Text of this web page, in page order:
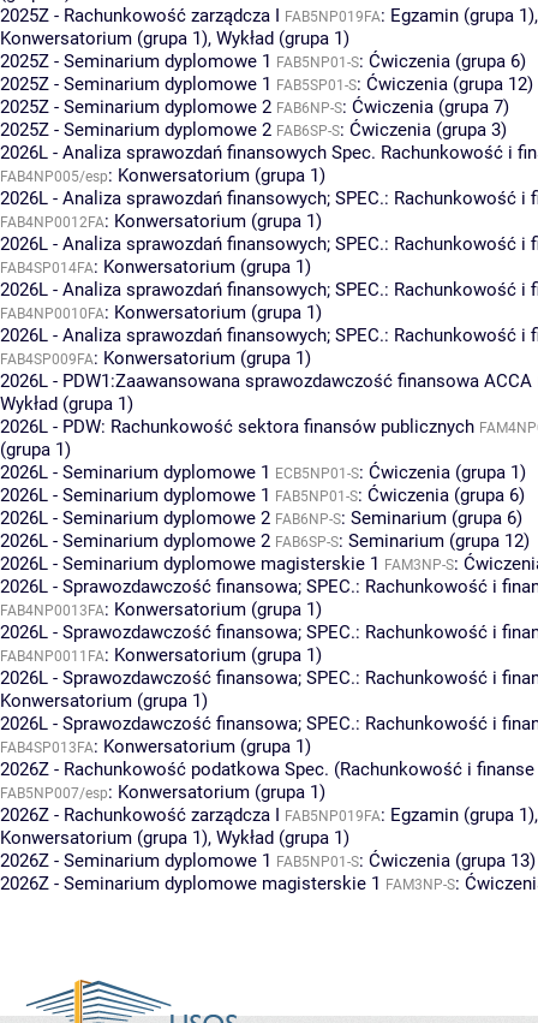
2025Z - Rachunkowość zarządcza I FAB5NP019FA: Egzamin (grupa 1),
Konwersatorium (grupa 1), Wykład (grupa 1)
2025Z - Seminarium dyplomowe 1 FAB5NP01-S: Ćwiczenia (grupa 6)
2025Z - Seminarium dyplomowe 1 FAB5SP01-S: Ćwiczenia (grupa 12)
2025Z - Seminarium dyplomowe 2 FAB6NP-S: Ćwiczenia (grupa 7)
2025Z - Seminarium dyplomowe 2 FAB6SP-S: Ćwiczenia (grupa 3)
2026L - Analiza sprawozdań finansowych Spec. Rachunkowość i
FAB4NP005/esp: Konwersatorium (grupa 1)
2026L - Analiza sprawozdań finansowych; SPEC.: Rachunkowość i
FAB4NP0012FA: Konwersatorium (grupa 1)
2026L - Analiza sprawozdań finansowych; SPEC.: Rachunkowość i
FAB4SP014FA: Konwersatorium (grupa 1)
2026L - Analiza sprawozdań finansowych; SPEC.: Rachunkowość i
FAB4NP0010FA: Konwersatorium (grupa 1)
2026L - Analiza sprawozdań finansowych; SPEC.: Rachunkowość i
FAB4SP009FA: Konwersatorium (grupa 1)
2026L - PDW1:Zaawansowana sprawozdawczość finansowa ACCA
Wykład (grupa 1)
2026L - PDW: Rachunkowość sektora finansów publicznych
(grupa 1)
2026L - Seminarium dyplomowe 1 ECB5NP01-S: Ćwiczenia (grupa 1)
2026L - Seminarium dyplomowe 1 FAB5NP01-S: Ćwiczenia (grupa 6)
2026L - Seminarium dyplomowe 2 FAB6NP-S: Seminarium (grupa 6)
2026L - Seminarium dyplomowe 2 FAB6SP-S: Seminarium (grupa 12)
2026L - Seminarium dyplomowe magisterskie 1 FAM3NP-S:
2026L - Sprawozdawczość finansowa; SPEC.: Rachunkowość i
FAB4NP0013FA: Konwersatorium (grupa 1)
2026L - Sprawozdawczość finansowa; SPEC.: Rachunkowość i
FAB4NP0011FA: Konwersatorium (grupa 1)
2026L - Sprawozdawczość finansowa; SPEC.: Rachunkowość i
Konwersatorium (grupa 1)
2026L - Sprawozdawczość finansowa; SPEC.: Rachunkowość i
FAB4SP013FA: Konwersatorium (grupa 1)
2026Z - Rachunkowość podatkowa Spec. (Rachunkowość i finanse
FAB5NP007/esp: Konwersatorium (grupa 1)
2026Z - Rachunkowość zarządcza I FAB5NP019FA: Egzamin (grupa 1),
Konwersatorium (grupa 1), Wykład (grupa 1)
2026Z - Seminarium dyplomowe 1 FAB5NP01-S: Ćwiczenia (grupa 13)
2026Z - Seminarium dyplomowe magisterskie 1 FAM3NP-S: